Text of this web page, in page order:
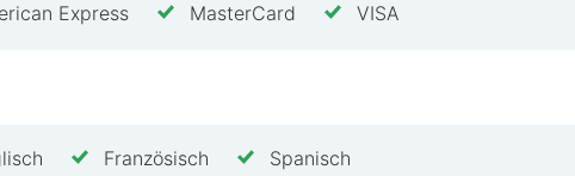
Express MasterCard VISA
Französisch Spanisch